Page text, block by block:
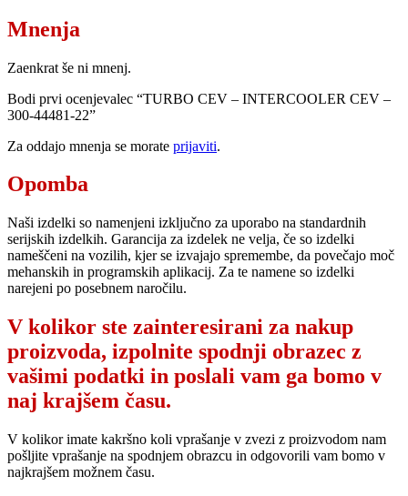
Mnenja
Zaenkrat še ni mnenj.
Bodi prvi ocenjevalec “TURBO CEV – INTERCOOLER CEV –
300-44481-22”
Za oddajo mnenja se morate prijaviti.
Opomba
Naši izdelki so namenjeni izključno za uporabo na standardnih
serijskih izdelkih. Garancija za izdelek ne velja, če so izdelki
nameščeni na vozilih, kjer se izvajajo spremembe, da povečajo moč
mehanskih in programskih aplikacij. Za te namene so izdelki
narejeni po posebnem naročilu.
V kolikor ste zainteresirani za nakup
proizvoda, izpolnite spodnji obrazec z
vašimi podatki in poslali vam ga bomo v
naj krajšem času.
V kolikor imate kakršno koli vprašanje v zvezi z proizvodom nam
pošljite vprašanje na spodnjem obrazcu in odgovorili vam bomo v
najkrajšem možnem času.